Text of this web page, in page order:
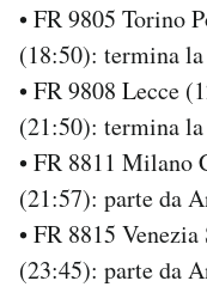
• FR 9805 Torino
(18:50): termina
• FR 9808 Lecce
(21:50): termina
• FR 8811 Milano
(21:57): parte da
• FR 8815
(23:45): parte da